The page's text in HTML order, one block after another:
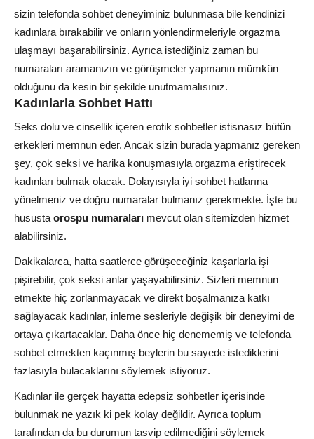
sizin telefonda sohbet deneyiminiz bulunmasa bile kendinizi
kadınlara bırakabilir ve onların yönlendirmeleriyle orgazma
ulaşmayı başarabilirsiniz. Ayrıca istediğiniz zaman bu
numaraları aramanızın ve görüşmeler yapmanın mümkün
olduğunu da kesin bir şekilde unutmamalısınız.
Kadınlarla Sohbet Hattı
Seks dolu ve cinsellik içeren erotik sohbetler istisnasız bütün
erkekleri memnun eder. Ancak sizin burada yapmanız gereken
şey, çok seksi ve harika konuşmasıyla orgazma eriştirecek
kadınları bulmak olacak. Dolayısıyla iyi sohbet hatlarına
yönelmeniz ve doğru numaralar bulmanız gerekmekte. İşte bu
hususta orospu numaraları mevcut olan sitemizden hizmet
alabilirsiniz.
Dakikalarca, hatta saatlerce görüşeceğiniz kaşarlarla işi
pişirebilir, çok seksi anlar yaşayabilirsiniz. Sizleri memnun
etmekte hiç zorlanmayacak ve direkt boşalmanıza katkı
sağlayacak kadınlar, inleme sesleriyle değişik bir deneyimi de
ortaya çıkartacaklar. Daha önce hiç denememiş ve telefonda
sohbet etmekten kaçınmış beylerin bu sayede istediklerini
fazlasıyla bulacaklarını söylemek istiyoruz.
Kadınlar ile gerçek hayatta edepsiz sohbetler içerisinde
bulunmak ne yazık ki pek kolay değildir. Ayrıca toplum
tarafından da bu durumun tasvip edilmediğini söylemek